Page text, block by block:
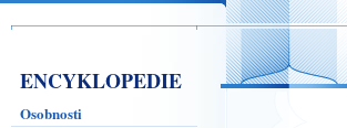
ENCYKLOPEDIE
Osobnosti